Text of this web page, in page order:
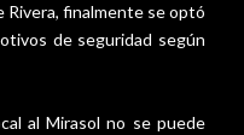
Rivera, finalmente se optó
de seguridad según
al Mirasol no se puede